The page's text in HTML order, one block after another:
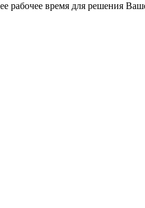
рабочее время для решения